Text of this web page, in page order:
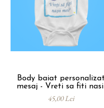
Body baiat personalizat
mesaj - Vreti sa fiti
mei?
45,00 Lei